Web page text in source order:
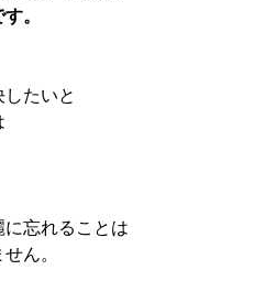
。
たいと
忘れることは
ん。